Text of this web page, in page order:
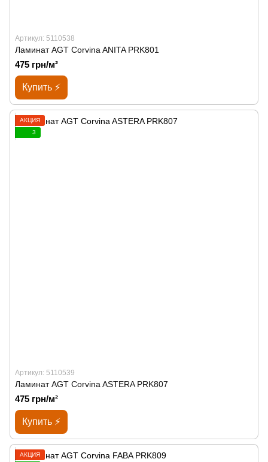
Артикул: 5110538
Ламинат AGT Corvina ANITA PRK801
475 грн/м²
Купить ⚡
АКЦИЯ
3
Артикул: 5110539
Ламинат AGT Corvina ASTERA PRK807
475 грн/м²
Купить ⚡
АКЦИЯ